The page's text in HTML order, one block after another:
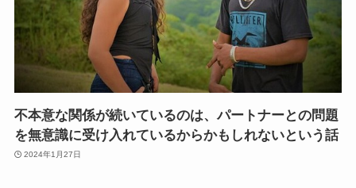
不本意な関係が続いているのは、パートナーとの問題
を無意識に受け入れているからかもしれないという話
2024年1月27日